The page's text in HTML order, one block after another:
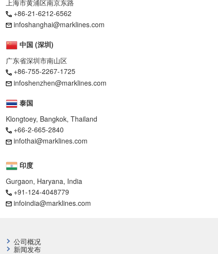
上海市黄浦区南京东路
+86-21-6212-6562
infoshanghai@marklines.com
中国 (深圳)
广东省深圳市南山区
+86-755-2267-1725
infoshenzhen@marklines.com
泰国
Klongtoey, Bangkok, Thailand
+66-2-665-2840
infothai@marklines.com
印度
Gurgaon, Haryana, India
+91-124-4048779
infoindia@marklines.com
公司概况
新闻发布